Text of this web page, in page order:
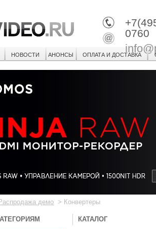
0760
НОВОСТИ АНОНСЫ ОПЛАТА И ДОСТАВКА
демо > Конвертеры
КАТАЛОГ